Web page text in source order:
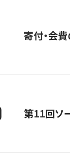
寄付・会
第11回ソ